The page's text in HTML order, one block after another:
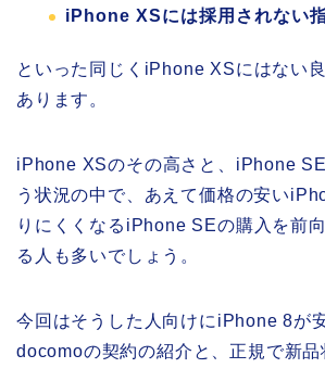
iPhone XSには採用されない
といった同じくiPhone XSにはない
あります。
iPhone XSのその高さと、iPhone
う状況の中で、あえて価格の安い
りにくくなるiPhone SEの購入を前
る人も多いでしょう。
今回はそうした人向けにiPhone 8が
docomoの契約の紹介と、正規で新